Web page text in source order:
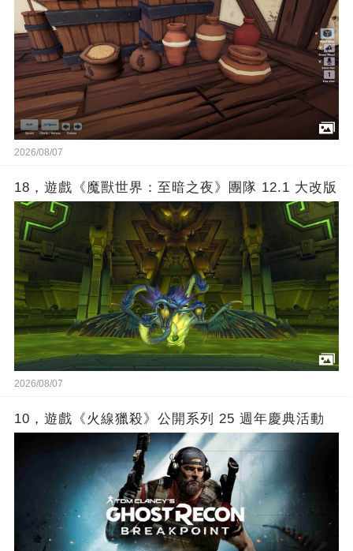
2026/08/07
18，遊戲《魔獸世界：至暗之夜》團隊 12.1 大改版
2026/08/07
10，遊戲《火線獵殺》公開系列 25 週年慶典活動